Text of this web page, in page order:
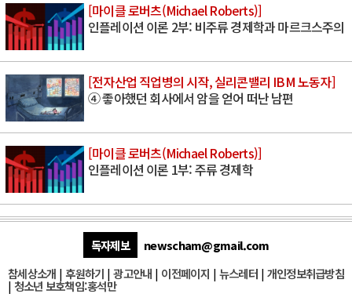
[마이클 로버츠(Michael Roberts)]
인플레이션 이론 2부: 비주류 경제학과 마르크스주의
[전자산업 직업병의 시작, 실리콘밸리 IBM 노동자]
④ 좋아했던 회사에서 암을 얻어 떠난 남편
[마이클 로버츠(Michael Roberts)]
인플레이션 이론 1부: 주류 경제학
독자제보
newscham@gmail.com
참세상소개 | 후원하기 |광고안내 | 이전페이지 | 뉴스레터| 개인정보취급방침
| 청소년 보호책임:홍석만